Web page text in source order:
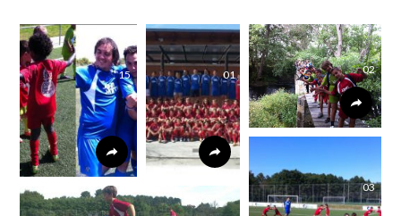
15 01 02
03